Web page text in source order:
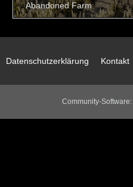
Datenschutzerklärung Kontakt
Community-Software: